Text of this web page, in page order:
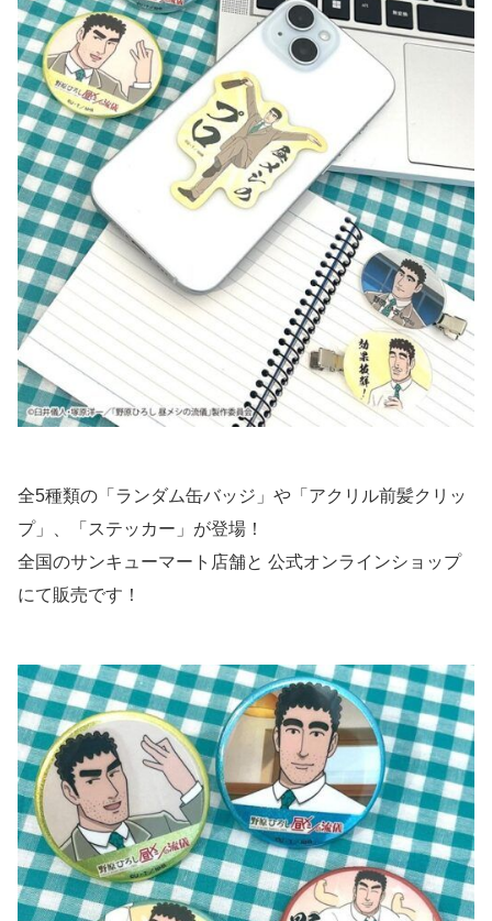
全5種類の「ランダム缶バッジ」や「アクリル前髪クリッ
プ」、「ステッカー」が登場！
全国のサンキューマート店舗と 公式オンラインショップ
にて販売です！